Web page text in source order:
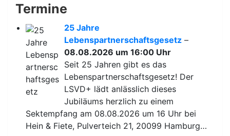
Termine
25 Jahre
Lebenspartnerschaftsgesetz –
08.08.2026 um 16:00 Uhr
Seit 25 Jahren gibt es das
Lebenspartnerschaftsgesetz! Der
LSVD+ lädt anlässlich dieses
Jubiläums herzlich zu einem
Sektempfang am 08.08.2026 um 16 Uhr bei
Hein & Fiete, Pulverteich 21, 20099 Hamburg…